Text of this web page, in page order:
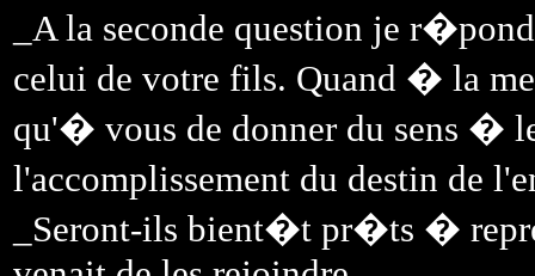
_A la seconde question je
celui de votre fils. Quand � la
qu'� vous de donner du sens �
l'accomplissement du destin de
_Seront-ils bient�t pr�ts �